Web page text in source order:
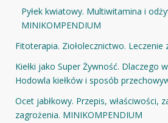
Pyłek kwiatowy. Multiwitamina i
MINIKOMPENDIUM
Fitoterapia. Ziołolecznictwo. Leczenie
Kiełki jako Super Żywność. Dlaczego
Hodowla kiełków i sposób
Ocet jabłkowy. Przepis, właściwości,
zagrożenia. MINIKOMPENDIUM